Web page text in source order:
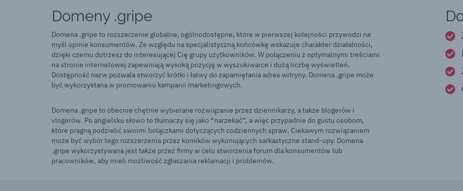
Domeny .gripe
Domena .gripe to rozszerzenie globalne, ogólnodostępne, które w pierwszej kolejności przywodzi na
myśl opinie konsumentów. Ze względu na specjalistyczną końcówkę wskazuje charakter działalności,
dzięki czemu dotrzesz do interesującej Cię grupy użytkowników. W połączeniu z optymalnymi treściami
na stronie internetowej zapewniają wysoką pozycję w wyszukiwarce i dużą liczbę wyświetleń.
Dostępność nazw pozwala stworzyć krótki i łatwy do zapamiętania adres witryny. Domena .gripe może
być wykorzystana w promowaniu kampanii marketingowych.
Domena .gripe to obecnie chętnie wybierane rozwiązanie przez dziennikarzy, a także blogerów i
vlogerów. Po angielsku słowo to tłumaczy się jako “narzekać”, a więc przypadnie do gustu osobom,
które pragną podzielić swoimi bolączkami dotyczących codziennych spraw. Ciekawym rozwiązaniem
może być wybór tego rozszerzenia przez komików wykonujących sarkastyczne stand-upy. Domena
.gripe wykorzystywana jest także przez firmy w celu stworzenia forum dla konsumentów lub
pracowników, aby mieli możliwość zgłaszania reklamacji i problemów.